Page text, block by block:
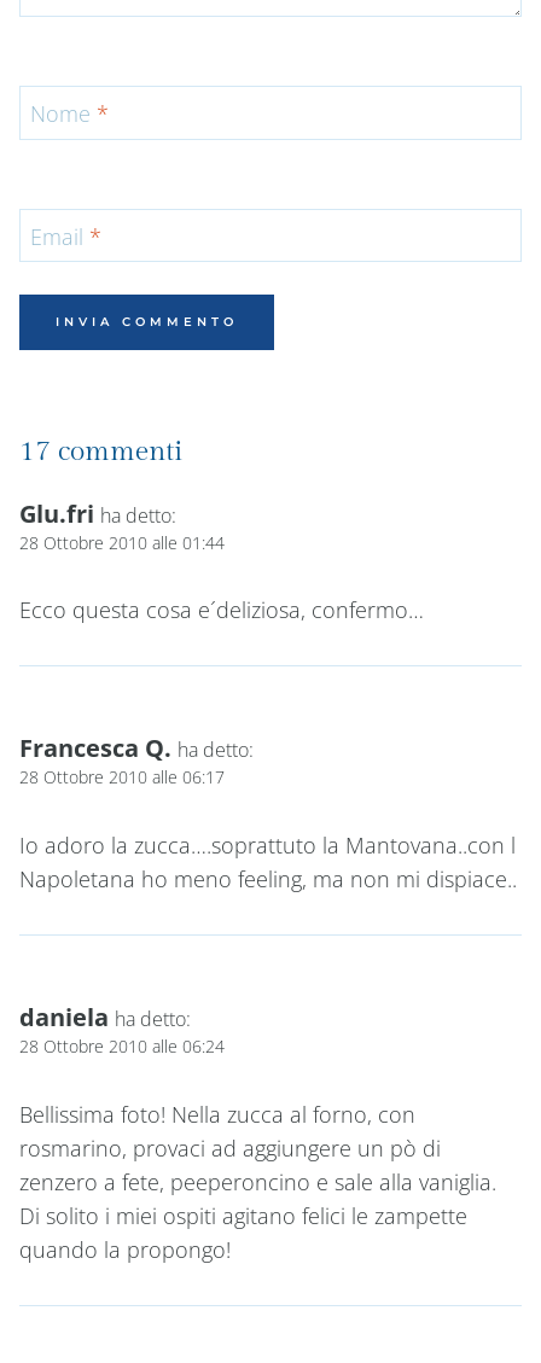
Nome *
Email *
17 commenti
Glu.fri ha detto:
28 Ottobre 2010 alle 01:44
Ecco questa cosa e´deliziosa, confermo…
Francesca Q. ha detto:
28 Ottobre 2010 alle 06:17
Io adoro la zucca….soprattuto la Mantovana..con l
Napoletana ho meno feeling, ma non mi dispiace..
daniela ha detto:
28 Ottobre 2010 alle 06:24
Bellissima foto! Nella zucca al forno, con
rosmarino, provaci ad aggiungere un pò di
zenzero a fete, peeperoncino e sale alla vaniglia.
Di solito i miei ospiti agitano felici le zampette
quando la propongo!